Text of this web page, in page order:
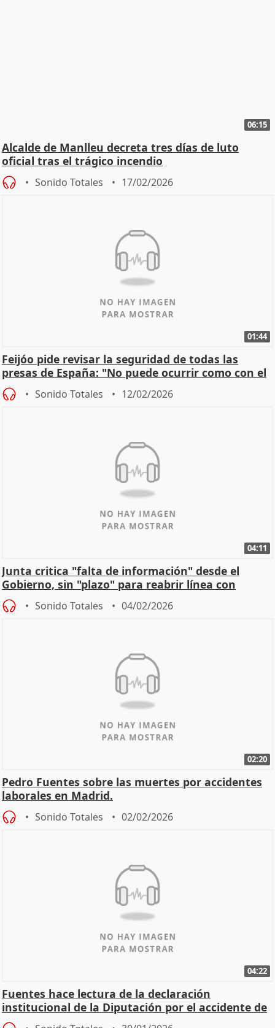
06:15
Alcalde de Manlleu decreta tres días de luto
oficial tras el trágico incendio
Sonido Totales 17/02/2026
01:44
Feijóo pide revisar la seguridad de todas las
presas de España: "No puede ocurrir como con el
apagón
Sonido Totales 12/02/2026
04:11
Junta critica "falta de información" desde el
Gobierno, sin "plazo" para reabrir línea con
Madrid
Sonido Totales 04/02/2026
02:20
Pedro Fuentes sobre las muertes por accidentes
laborales en Madrid.
Sonido Totales 02/02/2026
04:22
Fuentes hace lectura de la declaración
institucional de la Diputación por el accidente de
Adamuz